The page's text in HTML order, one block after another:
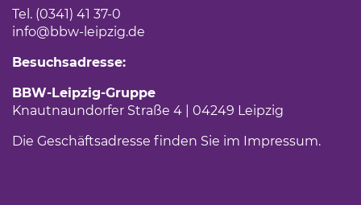
Tel. (0341) 41 37-0
info@bbw-leipzig.de
Besuchsadresse:
BBW-Leipzig-Gruppe
Knautnaundorfer Straße 4 | 04249 Leipzig
Die Geschäftsadresse finden Sie im Impressum.